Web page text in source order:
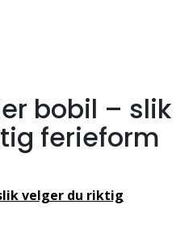
bobil – slik
ferieform
velger du riktig